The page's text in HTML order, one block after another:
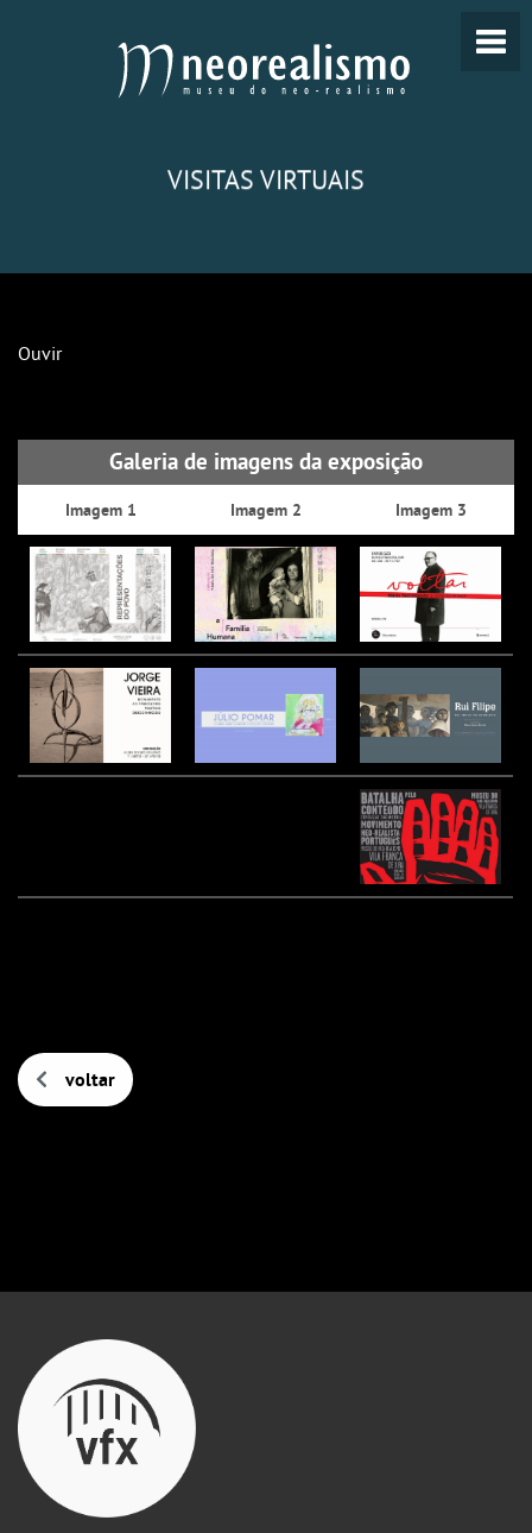
VISITAS VIRTUAIS
Ouvir
Galeria de imagens da exposição
Imagem 1 Imagem 2 Imagem 3
voltar